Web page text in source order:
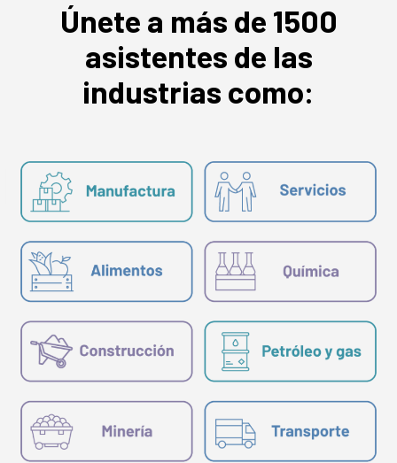
Únete a más de 1500
asistentes de las
industrias como: